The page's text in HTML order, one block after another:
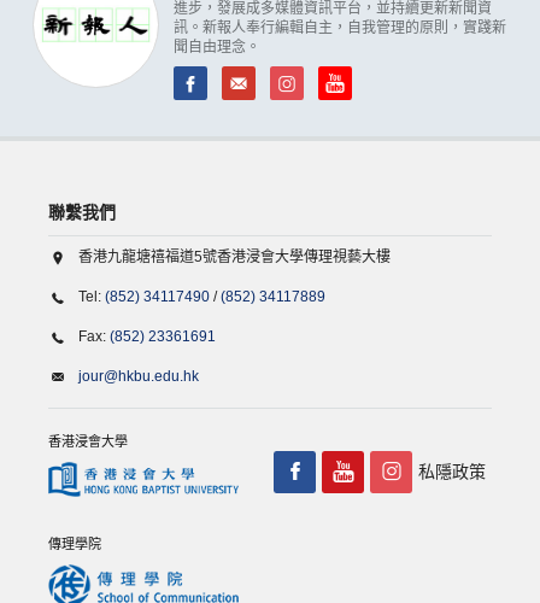
進步，發展成多媒體資訊平台，並持續更新新聞資
訊。新報人奉行編輯自主，自我管理的原則，實踐新
聞自由理念。
聯繫我們
香港九龍塘禧福道5號香港浸會大學傳理視藝大樓
Tel: (852) 34117490 /(852) 34117889
Fax: (852) 23361691
jour@hkbu.edu.hk
香港浸會大學
傳理學院
私隱政策